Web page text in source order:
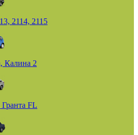
2114, 2115
Калина 2
Гранта FL